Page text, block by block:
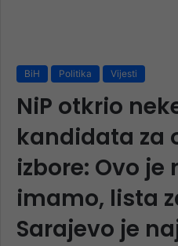
BiH Politika Vijesti
NiP otkrio
kandidata za
izbore: Ovo
imamo, lista
Sarajevo je